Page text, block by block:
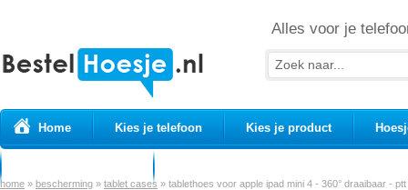
Alles voor je
Home Kies je telefoon Kies je product
home » bescherming » tablet cases » tablethoes voor apple ipad mini 4 - 360° draaibaar -